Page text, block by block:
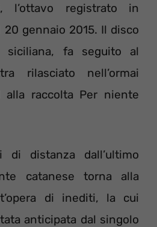
l’ottavo registrato in
gennaio 2015. Il disco
siciliana, fa seguito al
rilasciato nell’ormai
raccolta Per niente
distanza dall’ultimo
catanese torna alla
di inediti, la cui
anticipata dal singolo